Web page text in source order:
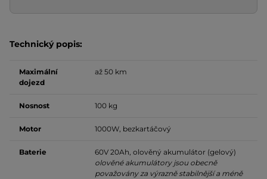
Technický popis:
Maximální
dojezd
až 50 km
Nosnost 100 kg
Motor 1000W, bezkartáčový
Baterie
60V 20Ah, olověný akumulátor (gelový)
olověné akumulátory jsou obecně
považovány za výrazně stabilnější a méně